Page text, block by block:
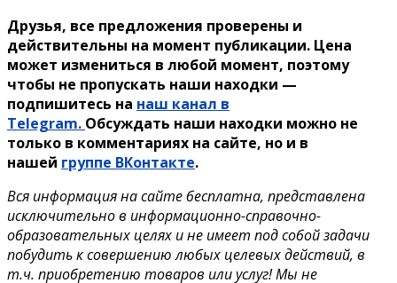
Друзья, все предложения проверены и
действительны на момент публикации. Цена
может измениться в любой момент, поэтому
чтобы не пропускать наши находки —
подпишитесь на наш канал в
Telegram. Обсуждать наши находки можно не
только в комментариях на сайте, но и в
нашей группе ВКонтакте.
Вся информация на сайте бесплатна, представлена
исключительно в информационно-справочно-
образовательных целях и не имеет под собой задачи
побудить к совершению любых целевых действий, в
т.ч. приобретению товаров или услуг! Мы не